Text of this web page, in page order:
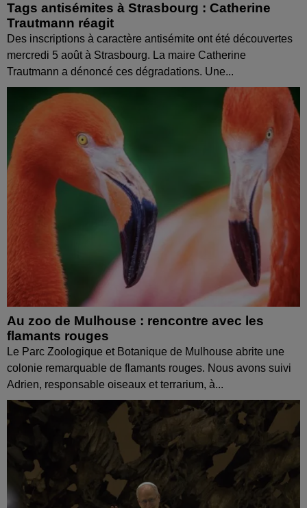
Tags antisémites à Strasbourg : Catherine
Trautmann réagit
Des inscriptions à caractère antisémite ont été découvertes
mercredi 5 août à Strasbourg. La maire Catherine
Trautmann a dénoncé ces dégradations. Une...
Au zoo de Mulhouse : rencontre avec les
flamants rouges
Le Parc Zoologique et Botanique de Mulhouse abrite une
colonie remarquable de flamants rouges. Nous avons suivi
Adrien, responsable oiseaux et terrarium, à...